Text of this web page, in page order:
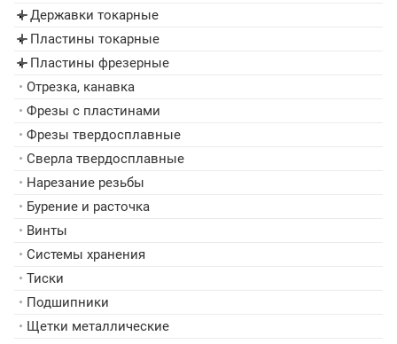
▸ Державки токарные
▸ Пластины токарные
▸ Пластины фрезерные
• Отрезка, канавка
• Фрезы с пластинами
• Фрезы твердосплавные
• Сверла твердосплавные
• Нарезание резьбы
• Бурение и расточка
• Винты
• Системы хранения
• Тиски
• Подшипники
• Щетки металлические